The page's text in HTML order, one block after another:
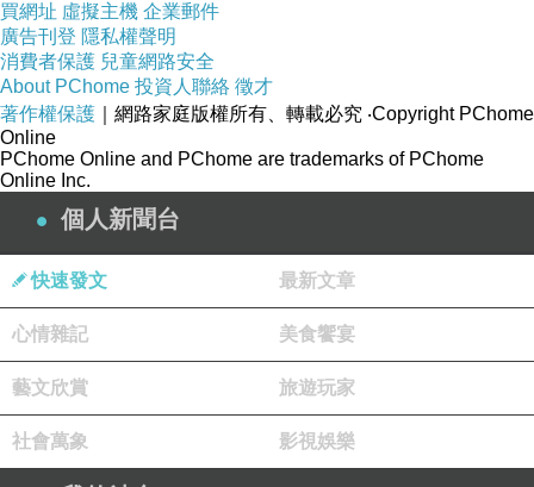
買網址 虛擬主機 企業郵件
廣告刊登 隱私權聲明
消費者保護 兒童網路安全
About PChome 投資人聯絡 徵才
著作權保護 ｜網路家庭版權所有、轉載必究 ‧Copyright PChome
Online
PChome Online and PChome are trademarks of PChome
Online Inc.
個人新聞台
快速發文 最新文章
心情雜記 美食饗宴
藝文欣賞 旅遊玩家
社會萬象 影視娛樂